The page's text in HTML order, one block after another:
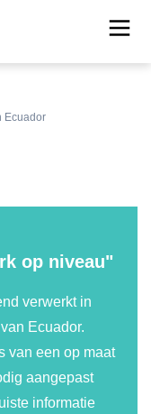
Ecuador
op niveau"
verwerkt in
Ecuador.
van een op maat
aangepast
informatie